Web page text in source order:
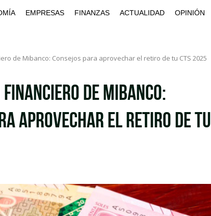
EMPRESAS FINANZAS ACTUALIDAD OPINIÓN
de Mibanco: Consejos para aprovechar el retiro de tu CTS 2025
de Mibanco:
aprovechar el retiro de tu